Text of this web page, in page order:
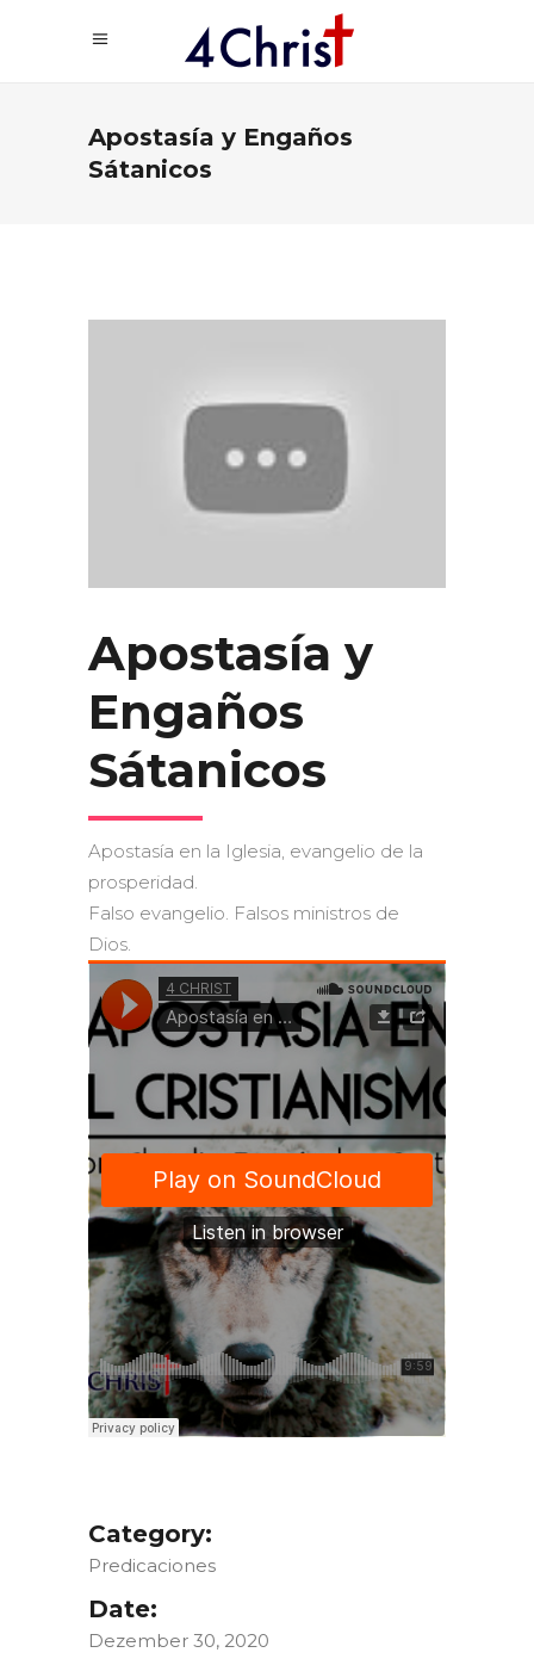
Apostasía y Engaños
Sátanicos
Apostasía y
Engaños
Sátanicos
Apostasía en la Iglesia, evangelio de la
prosperidad.
Falso evangelio. Falsos ministros de
Dios.
Category:
Predicaciones
Date:
Dezember 30, 2020